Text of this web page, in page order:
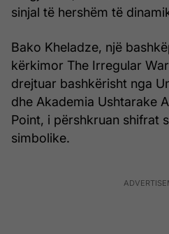
sinjal të hershëm të
Bako Kheladze, një
kërkimor The Irregular
drejtuar bashkërisht nga
dhe Akademia Ushtarake
Point, i përshkruan shifrat
simbolike.